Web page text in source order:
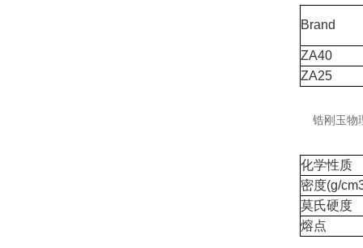
Brand
ZA40
ZA25
锆刚玉物
化学性质
密度(g/
莫氏硬度
熔点